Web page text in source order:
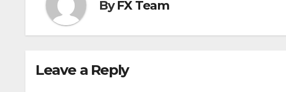
ByFX Team
Leave a Reply